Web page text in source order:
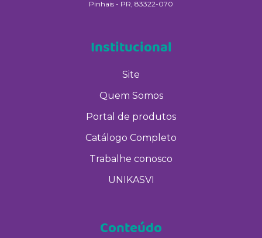
Pinhais - PR, 83322-070
Institucional
Site
Quem Somos
Portal de produtos
Catálogo Completo
Trabalhe conosco
UNIKASVI
Conteúdo